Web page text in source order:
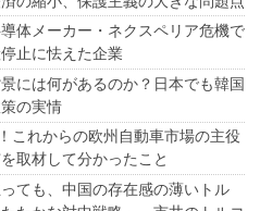
体メーカー・ネクスペリア危機で
止に怯えた企業
には何があるのか？日本でも韓国
の実情
これからの欧州自動車市場の主役
取材して分かったこと
ても、中国の存在感の薄いトル